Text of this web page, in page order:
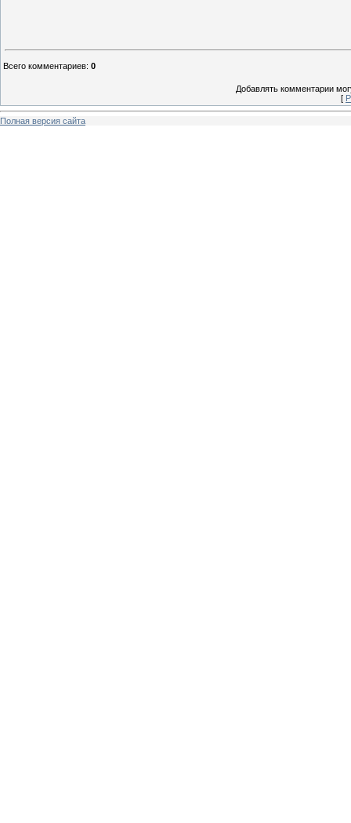
Всего комментариев: 0
Добавлять комментарии
[
Полная версия сайта